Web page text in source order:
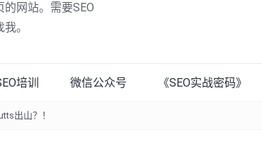
网站。需要SEO
。
培训 微信公众号 《SEO实战密码》
出山？！